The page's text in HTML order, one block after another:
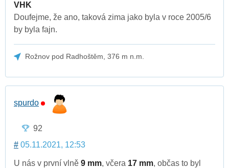
VHK
Doufejme, že ano, taková zima jako byla v roce 2005/6
by byla fajn.
Rožnov pod Radhoštěm, 376 m n.m.
spurdo
92
# 05.11.2021, 12:53
U nás v první vlně 9 mm, včera 17 mm, občas to byl